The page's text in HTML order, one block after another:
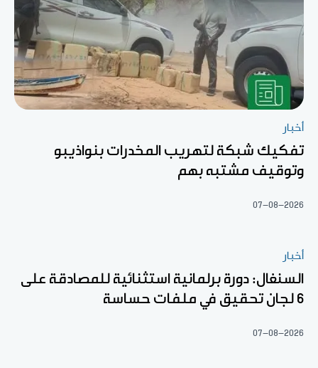
أخبار
تفكيك شبكة لتهريب المخدرات بنواذيبو
وتوقيف مشتبه بهم
07-08-2026
أخبار
السنغال: دورة برلمانية استثنائية للمصادقة على
6 لجان تحقيق في ملفات حساسة
07-08-2026